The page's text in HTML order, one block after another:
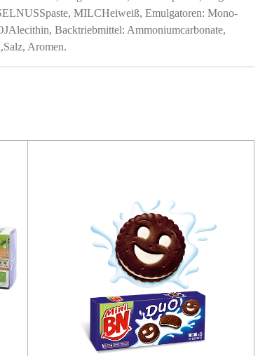
MILCHeiweiß, Emulgatoren: Mono-
Backtriebmittel: Ammoniumcarbonate,
Aromen.